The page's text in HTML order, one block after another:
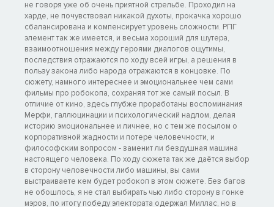
не говоря уже об очень приятной стрельбе. Проходил на
харде, не почувствовал никакой духоты, прокачка хорошо
сбалансирована и компенсирует уровень сложности. РПГ
элемент так же имеется, и весьма хороший для шутера,
взаимоотношения между героями диалогов ощутимы,
последствия отражаются по ходу всей игры, а решения в
пользу закона либо народа отражаются в концовке. По
сюжету, намного интереснее и эмоциональнее чем сами
фильмы про робокопа, сохраняя тот же самый посыл. В
отличие от кино, здесь глубже проработаны воспоминания
Мерфи, галлюцинации и психологический надлом, делая
историю эмоциональнее и личнее, но с тем же посылом о
корпоративной жадности и потере человечности, и
философским вопросом - заменит ли бездушная машина
настоящего человека. По ходу сюжета так же даётся выбор
в сторону человечности либо машины, вы сами
выстраиваете кем будет робокоп в этом сюжете. Без багов
не обошлось, я не стал выбирать чью либо сторону в гонке
мэров, по итогу победу электората одержал Миллас, но в